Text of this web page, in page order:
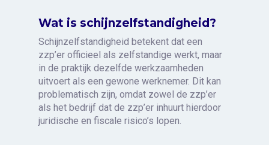
Wat is schijnzelfstandigheid?
Schijnzelfstandigheid betekent dat een
zzp’er officieel als zelfstandige werkt, maar
in de praktijk dezelfde werkzaamheden
uitvoert als een gewone werknemer. Dit kan
problematisch zijn, omdat zowel de zzp’er
als het bedrijf dat de zzp’er inhuurt hierdoor
juridische en fiscale risico’s lopen.